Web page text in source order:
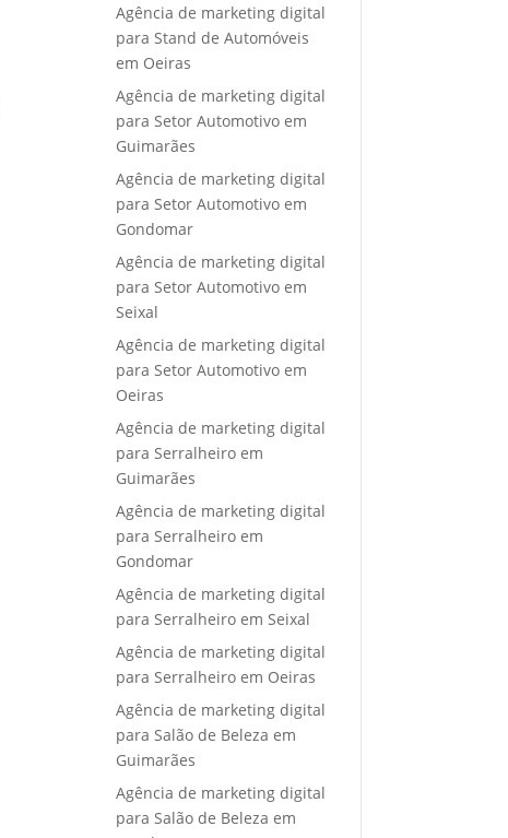
Agência de marketing digital
para Stand de Automóveis
em Oeiras
Agência de marketing digital
para Setor Automotivo em
Guimarães
Agência de marketing digital
para Setor Automotivo em
Gondomar
Agência de marketing digital
para Setor Automotivo em
Seixal
Agência de marketing digital
para Setor Automotivo em
Oeiras
Agência de marketing digital
para Serralheiro em
Guimarães
Agência de marketing digital
para Serralheiro em
Gondomar
Agência de marketing digital
para Serralheiro em Seixal
Agência de marketing digital
para Serralheiro em Oeiras
Agência de marketing digital
para Salão de Beleza em
Guimarães
Agência de marketing digital
para Salão de Beleza em